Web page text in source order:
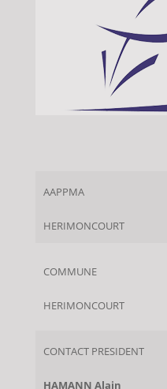
AAPPMA
HERIMONCOURT
COMMUNE
HERIMONCOURT
CONTACT PRESIDENT
HAMANN Alain